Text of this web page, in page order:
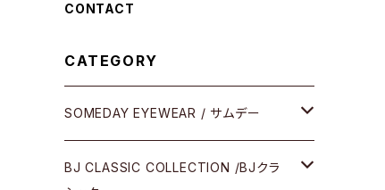
CONTACT
CATEGORY
SOMEDAY EYEWEAR / サムデー
メガネ
BJ CLASSIC COLLECTION /BJクラ